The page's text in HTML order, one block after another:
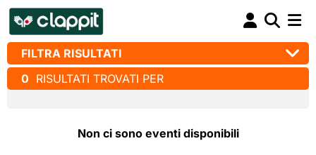
FILTRA RISULTATI
0 RISULTATI TROVATI PER
Non ci sono eventi disponibili